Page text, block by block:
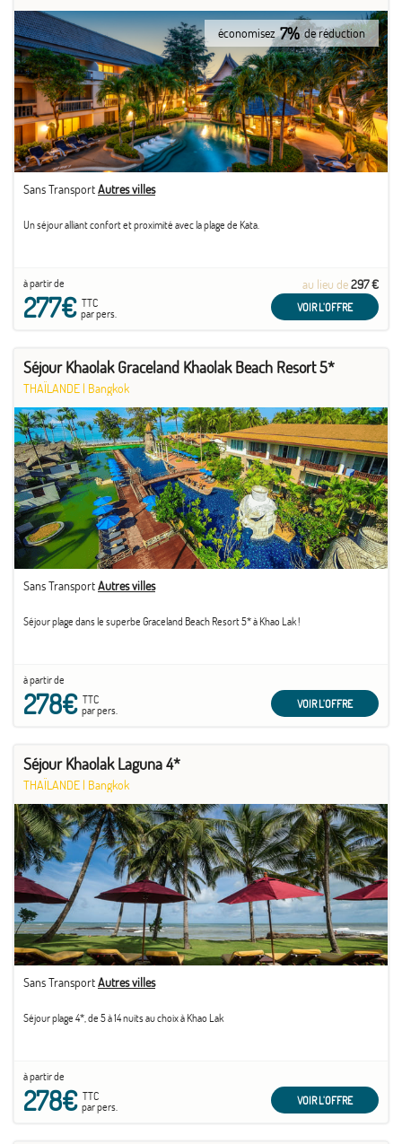
économisez 7% de réduction
Sans TransportAutres villes
Un séjour alliant confort et proximité avec la plage de Kata.
à partir de
277€TTC
par pers.
au lieu de297 €
VOIR L'OFFRE
Séjour Khaolak Graceland Khaolak Beach Resort 5*
THAÏLANDE | Bangkok
Sans TransportAutres villes
Séjour plage dans le superbe Graceland Beach Resort 5* à Khao Lak !
à partir de
278€TTC
par pers.
VOIR L'OFFRE
Séjour Khaolak Laguna 4*
THAÏLANDE | Bangkok
Sans TransportAutres villes
Séjour plage 4*, de 5 à 14 nuits au choix à Khao Lak
à partir de
278€TTC
par pers.
VOIR L'OFFRE